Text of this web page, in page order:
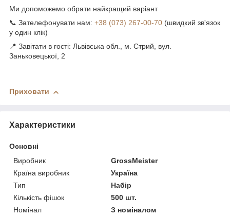
Ми допоможемо обрати найкращий варіант
📞 Зателефонувати нам: +38 (073) 267-00-70 (швидкий зв'язок
у один клік)
📍 Завітати в гості: Львівська обл., м. Стрий, вул.
Заньковецької, 2
Приховати
Характеристики
Основні
Виробник
GrossMeister
Країна виробник
Україна
Тип
Набір
Кількість фішок
500 шт.
Номінал
З номіналом